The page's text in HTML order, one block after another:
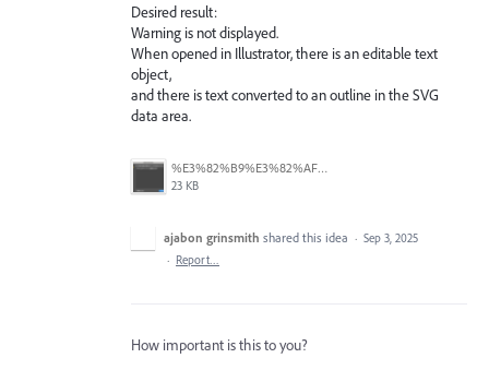
Desired result:
Warning is not displayed.
When opened in Illustrator, there is an editable text
object,
and there is text converted to an outline in the SVG
data area.
%E3%82%B9%E3%82%AF%E3%83%AA%E3%83%BC%E3%83%B3%E3%82%B7%E3%83%A7%E3%83%83%E3%83%88%202025-09-03%2015.10.38.png
23 KB
ajabon grinsmith shared this idea · Sep 3, 2025
· Report…
How important is this to you?